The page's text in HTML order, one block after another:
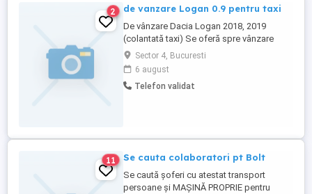
2 de vanzare Logan 0.9 pentru taxi
De vânzare Dacia Logan 2018, 2019
(colantată taxi) Se oferă spre vânzare
Dacia Logan, an fabricație 2018 2019- 0,9,
benzina+GPL, colantată și pregătită
pentru activitate de taxi. Mașina este în
prezent utilizată în regim de taxi, dotata cu
Sector 4, Bucuresti
6 august
Telefon validat
11 Se cauta colaboratori pt Bolt
Se caută șoferi cu atestat transport
persoane și MAȘINĂ PROPRIE pentru